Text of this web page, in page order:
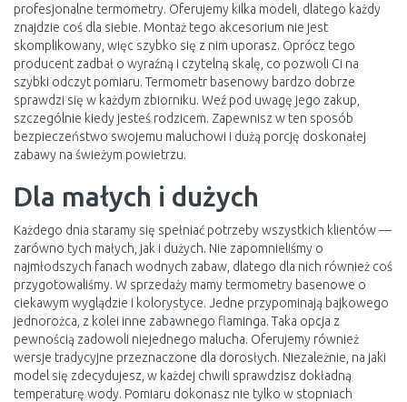
profesjonalne termometry. Oferujemy kilka modeli, dlatego każdy
znajdzie coś dla siebie. Montaż tego akcesorium nie jest
skomplikowany, więc szybko się z nim uporasz. Oprócz tego
producent zadbał o wyraźną i czytelną skalę, co pozwoli Ci na
szybki odczyt pomiaru. Termometr basenowy bardzo dobrze
sprawdzi się w każdym zbiorniku. Weź pod uwagę jego zakup,
szczególnie kiedy jesteś rodzicem. Zapewnisz w ten sposób
bezpieczeństwo swojemu maluchowi i dużą porcję doskonałej
zabawy na świeżym powietrzu.
Dla małych i dużych
Każdego dnia staramy się spełniać potrzeby wszystkich klientów —
zarówno tych małych, jak i dużych. Nie zapomnieliśmy o
najmłodszych fanach wodnych zabaw, dlatego dla nich również coś
przygotowaliśmy. W sprzedaży mamy termometry basenowe o
ciekawym wyglądzie i kolorystyce. Jedne przypominają bajkowego
jednorożca, z kolei inne zabawnego flaminga. Taka opcja z
pewnością zadowoli niejednego malucha. Oferujemy również
wersje tradycyjne przeznaczone dla dorosłych. Niezależnie, na jaki
model się zdecydujesz, w każdej chwili sprawdzisz dokładną
temperaturę wody. Pomiaru dokonasz nie tylko w stopniach